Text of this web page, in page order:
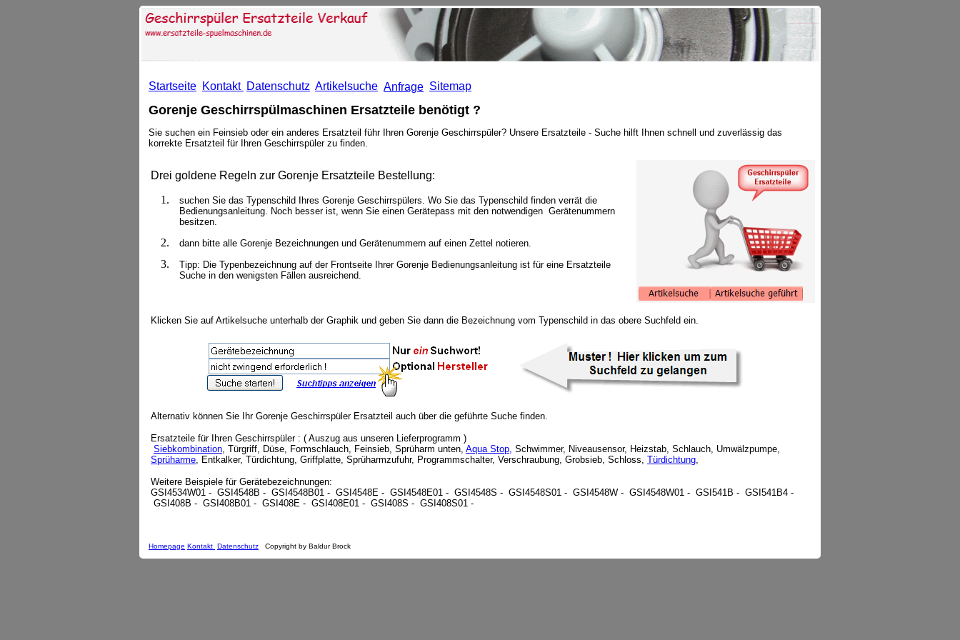
Startseite Kontakt Datenschutz Artikelsuche Anfrage Sitemap
Gorenje Geschirrspülmaschinen Ersatzteile benötigt ?
Sie suchen ein Feinsieb oder ein anderes Ersatzteil führ Ihren Gorenje Geschirrspüler? Unsere Ersatzteile - Suche hilft Ihnen schnell und zuverlässig das
korrekte Ersatzteil für Ihren Geschirrspüler zu finden.
Drei goldene Regeln zur Gorenje Ersatzteile Bestellung:
suchen Sie das Typenschild Ihres Gorenje Geschirrspülers. Wo Sie das Typenschild finden verrät die
Bedienungsanleitung. Noch besser ist, wenn Sie einen Gerätepass mit den notwendigen Gerätenummern
besitzen.
dann bitte alle Gorenje Bezeichnungen und Gerätenummern auf einen Zettel notieren.
Tipp: Die Typenbezeichnung auf der Frontseite Ihrer Gorenje Bedienungsanleitung ist für eine Ersatzteile
Suche in den wenigsten Fällen ausreichend.
Klicken Sie auf Artikelsuche unterhalb der Graphik und geben Sie dann die Bezeichnung vom Typenschild in das obere Suchfeld ein.
Alternativ können Sie Ihr Gorenje Geschirrspüler Ersatzteil auch über die geführte Suche finden.
Ersatzteile für Ihren Geschirrspüler : ( Auszug aus unseren Lieferprogramm )
Siebkombination, Türgriff, Düse, Formschlauch, Feinsieb, Sprüharm unten, Aqua Stop, Schwimmer, Niveausensor, Heizstab, Schlauch, Umwälzpumpe,
Sprüharme, Entkalker, Türdichtung, Griffplatte, Sprüharmzufuhr, Programmschalter, Verschraubung, Grobsieb, Schloss, Türdichtung,
Weitere Beispiele für Gerätebezeichnungen:
GSI4534W01 - GSI4548B - GSI4548B01 - GSI4548E - GSI4548E01 - GSI4548S - GSI4548S01 - GSI4548W - GSI4548W01 - GSI541B - GSI541B4 -
GSI408B - GSI408B01 - GSI408E - GSI408E01 - GSI408S - GSI408S01 -
Homepage Kontakt Datenschutz Copyright by Baldur Brock